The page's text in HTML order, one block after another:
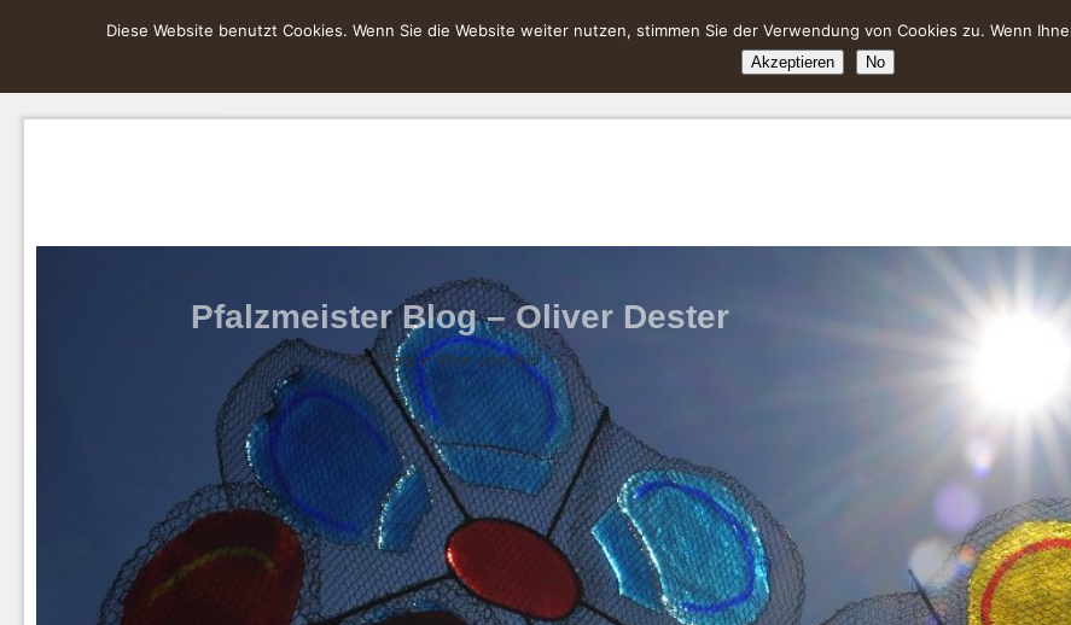
Pfalzmeister Blog – Oliver Dester
Die Pfalz in Wort und Bild
Diese Website benutzt Cookies. Wenn Sie die Website weiter nutzen, stimmen Sie der Verwendung von Cookies zu. Wenn
Akzeptieren No